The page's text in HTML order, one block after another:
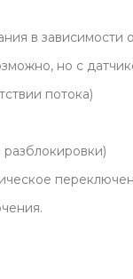
в зависимости
но с
потока)